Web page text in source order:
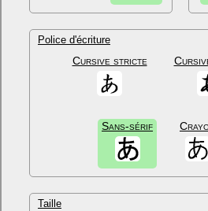
Police d'écriture
Cursive stricte
Sans-sérif
Taille